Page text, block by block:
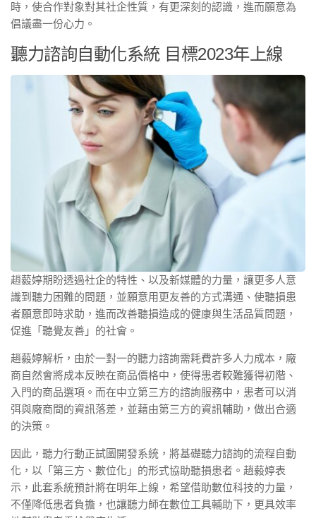
時，使合作對象對其社企性質，有更深刻的認識，進而願意為
倡議盡一份心力。
聽力諮詢自動化系統 目標2023年上線
趙藙婷期盼透過社企的特性、以及新媒體的力量，讓更多人意
識到聽力困難的問題，並願意用更友善的方式溝通、使聽損患
者願意即時求助，進而改善聽損造成的健康與生活品質問題，
促進「聽覺友善」的社會。
趙藙婷解析，由於一對一的聽力諮詢需耗費許多人力成本，廠
商自然會將成本反映在商品價格中，使得患者較難獲得初階、
入門的商品選項。而在中立第三方的諮詢服務中，患者可以消
弭與廠商間的資訊落差，並藉由第三方的資訊輔助，做出合適
的決策。
因此，聽力行動正試圖開發系統，將基礎聽力諮詢的流程自動
化，以「第三方、數位化」的形式協助聽損患者。趙藙婷表
示，此套系統預計將在明年上線，希望借助數位科技的力量，
不僅降低患者負擔，也讓聽力師在數位工具輔助下，更具效率